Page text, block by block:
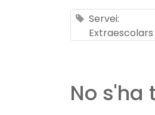
Servei:
Extraescolars
No